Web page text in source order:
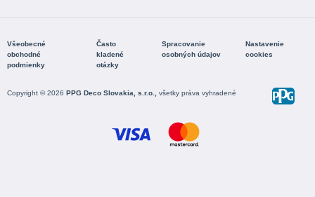
Všeobecné
obchodné
podmienky
Často
kladené
otázky
Spracovanie
osobných údajov
Nastavenie
cookies
Copyright © 2026 PPG Deco Slovakia, s.r.o., všetky práva vyhradené